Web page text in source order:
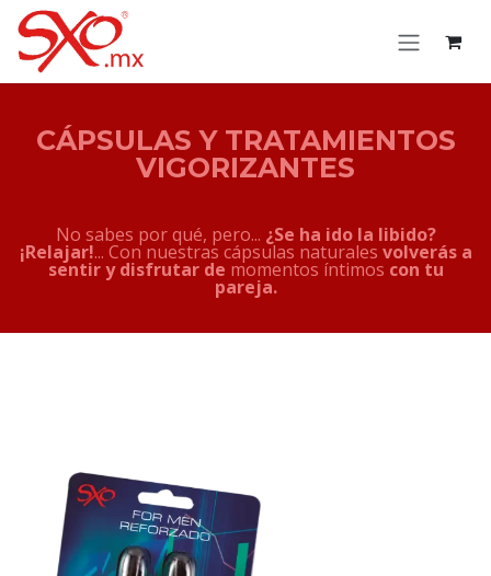
Skip to Content
CÁPSULAS Y TRATAMIENTOS
VIGORIZANTES
No sabes por qué, pero... ¿Se ha ido la libido?
¡Relajar!... Con nuestras cápsulas naturales volverás a
sentir y disfrutar de momentos íntimos con tu
pareja.